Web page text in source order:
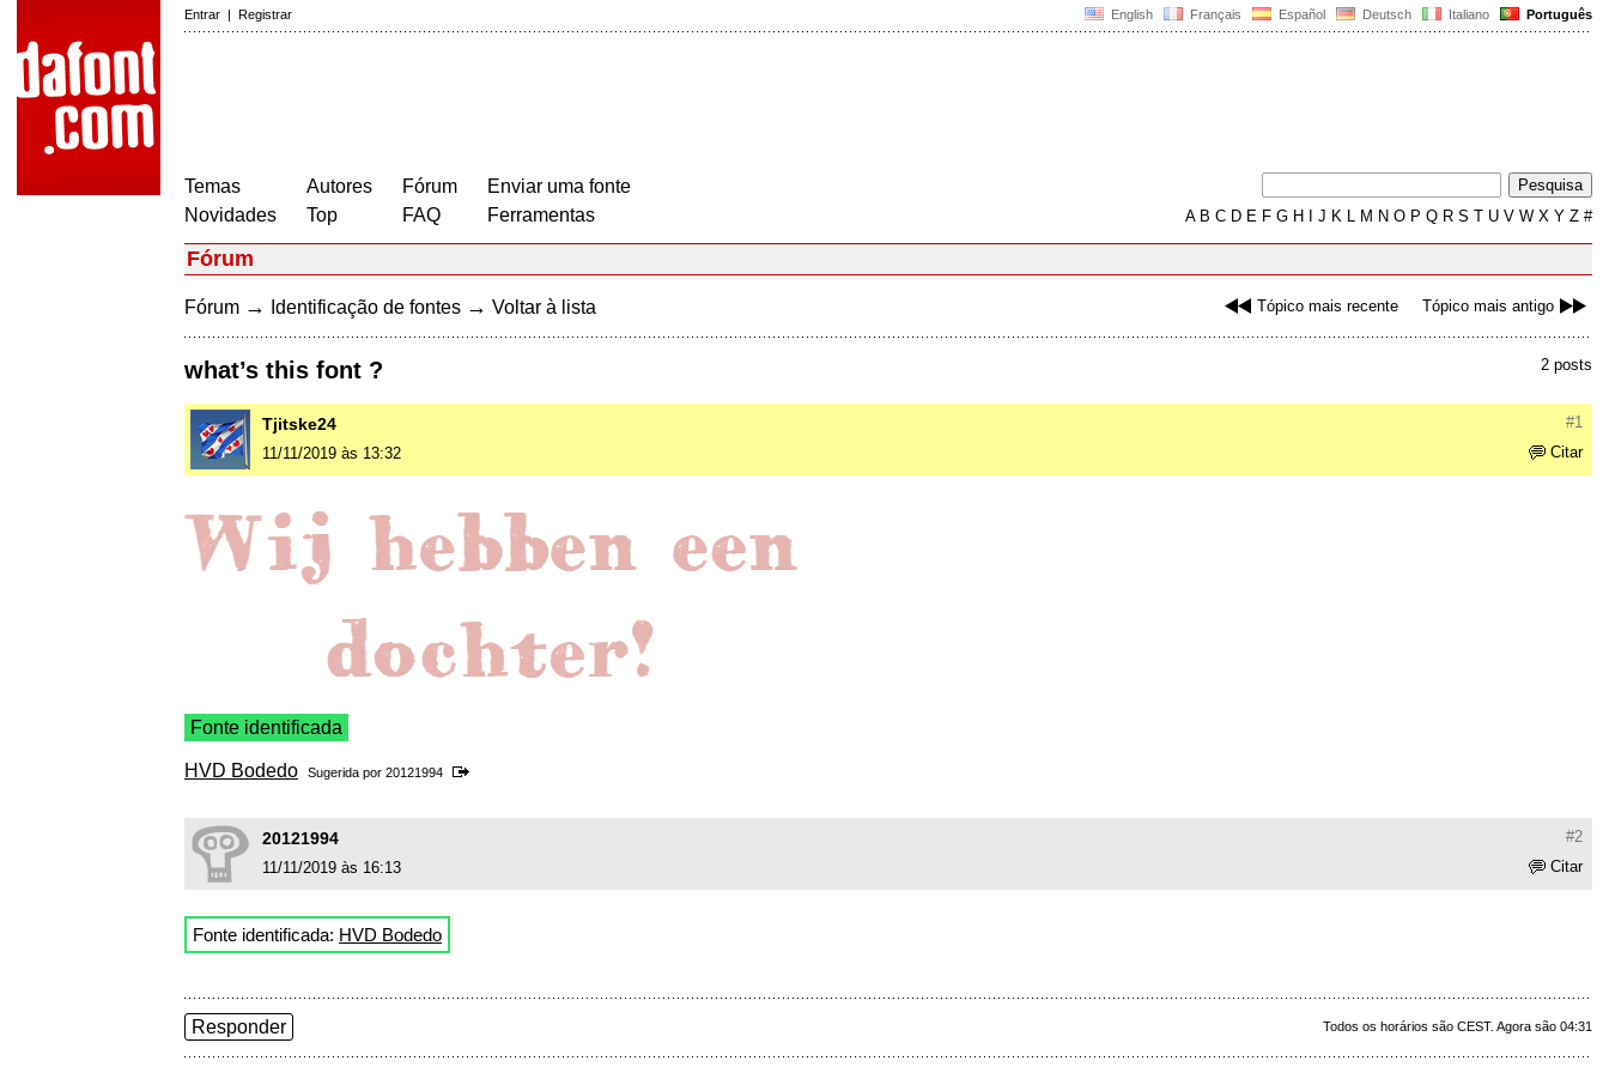
English Français Español Deutsch Italiano Português
Entrar | Registrar
Temas
Novidades
Autores
Top
Fórum
FAQ
Enviar uma fonte
Ferramentas
AB C D E F G H J K L M N O P Q R S T U V W X Y Z #
Fórum
Tópico mais recente Tópico mais antigo
Fórum → Identificação de fontes → Voltar à lista
2 posts
what’s this font ?
#1
Tjitske24
Citar
11/11/2019 às 13:32
Fonte identificada
HVD Bodedo Sugerida por 20121994
#2
20121994
Citar
11/11/2019 às 16:13
Fonte identificada: HVD Bodedo
Todos os horários são CEST. Agora são 04:31
Responder